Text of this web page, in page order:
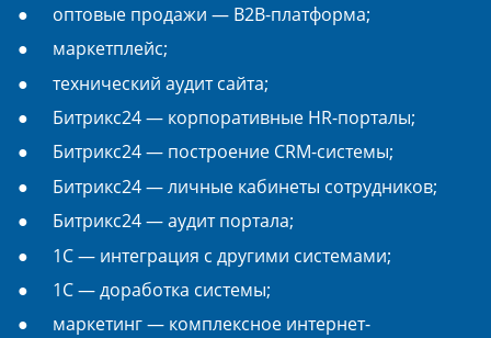
оптовые продажи — B2B-платформа;
маркетплейс;
технический аудит сайта;
Битрикс24 — корпоративные HR-порталы;
Битрикс24 — построение CRM-системы;
Битрикс24 — личные кабинеты сотрудников;
Битрикс24 — аудит портала;
1С — интеграция с другими системами;
1С — доработка системы;
маркетинг — комплексное интернет-